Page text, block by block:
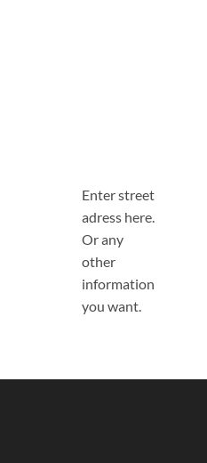
Enter street
adress here.
Or any
other
information
you want.